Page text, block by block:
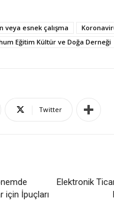
veya esnek çalışma
Eğitim Kültür ve Doğa Derneği
Twitter
için İpuçları
Elektronik